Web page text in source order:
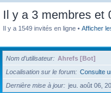
Il y a 3 membres et
Il y a 1549 invités en ligne • Afficher
Nom d’utilisateur
Ahrefs [Bot]
Localisation sur le forum
Consulte
Dernière mise à jour
jeu. août 06,